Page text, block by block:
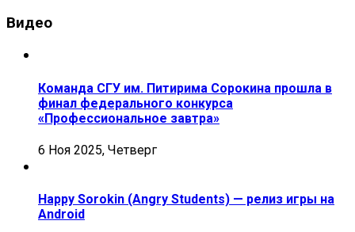
Видео
Команда СГУ им. Питирима Сорокина прошла в
финал федерального конкурса
«Профессиональное завтра»
6 Ноя 2025, Четверг
Happy Sorokin (Angry Students) — релиз игры на
Android